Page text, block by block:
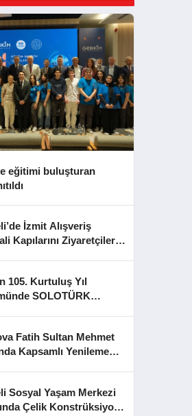
eğitimi buluşturan
İzmit Alışveriş
Kapılarını Ziyaretçilere
105. Kurtuluş Yıl
SOLOTÜRK
Fatih Sultan Mehmet
Kapsamlı Yenileme
Sosyal Yaşam Merkezi
Çelik Konstrüksiyon